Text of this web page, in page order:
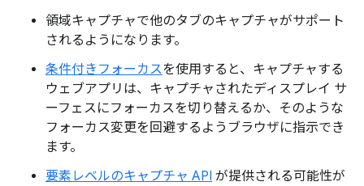
領域キャプチャで他のタブのキャプチャがサポート
されるようになります。
条件付きフォーカスを使用すると、キャプチャする
ウェブアプリは、キャプチャされたディスプレイ サ
ーフェスにフォーカスを切り替えるか、そのような
フォーカス変更を回避するようブラウザに指示でき
ます。
要素レベルのキャプチャ API が提供される可能性が